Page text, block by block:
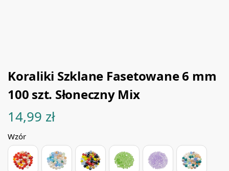
Koraliki Szklane Fasetowane 6 mm
100 szt. Słoneczny Mix
14,99 zł
Wzór